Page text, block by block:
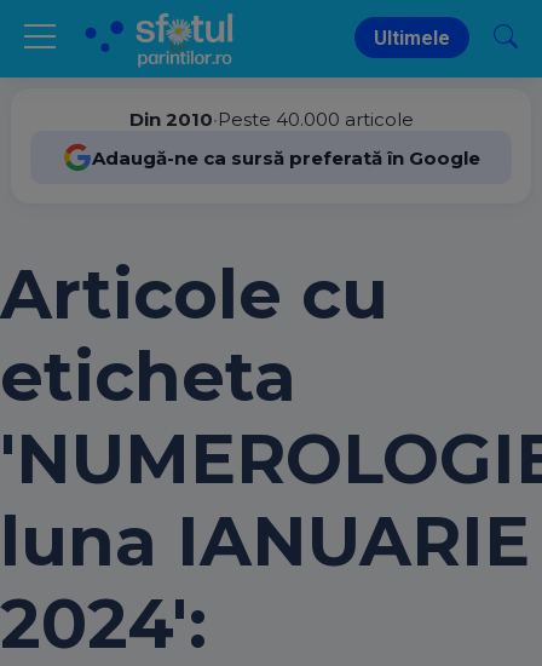
Ultimele
Din 2010•Peste 40.000 articole
Adaugă-ne ca sursă preferată în Google
Articole cu
eticheta
luna IANUARIE
2024':